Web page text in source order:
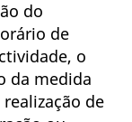
do
de
o
da medida
de